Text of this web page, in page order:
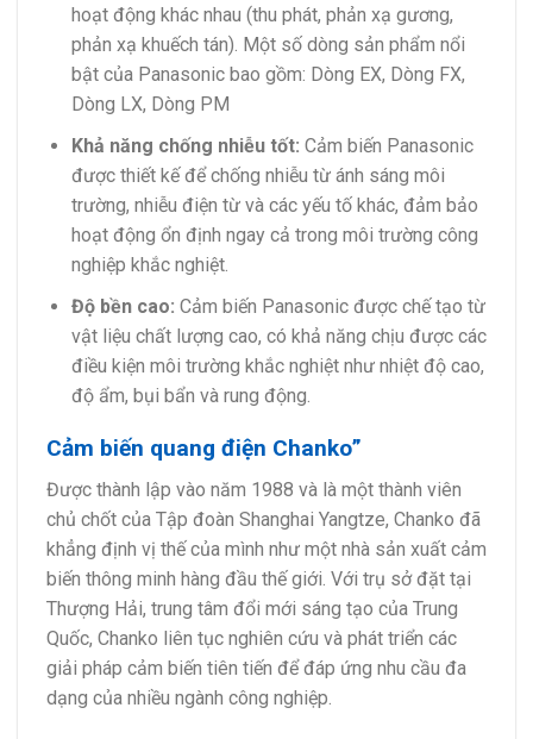
hoạt động khác nhau (thu phát, phản xạ gương,
phản xạ khuếch tán). Một số dòng sản phẩm nổi
bật của Panasonic bao gồm: Dòng EX, Dòng FX,
Dòng LX, Dòng PM
Khả năng chống nhiễu tốt: Cảm biến Panasonic
được thiết kế để chống nhiễu từ ánh sáng môi
trường, nhiễu điện từ và các yếu tố khác, đảm bảo
hoạt động ổn định ngay cả trong môi trường công
nghiệp khắc nghiệt.
Độ bền cao: Cảm biến Panasonic được chế tạo từ
vật liệu chất lượng cao, có khả năng chịu được các
điều kiện môi trường khắc nghiệt như nhiệt độ cao,
độ ẩm, bụi bẩn và rung động.
Cảm biến quang điện Chanko”
Được thành lập vào năm 1988 và là một thành viên
chủ chốt của Tập đoàn Shanghai Yangtze, Chanko đã
khẳng định vị thế của mình như một nhà sản xuất cảm
biến thông minh hàng đầu thế giới. Với trụ sở đặt tại
Thượng Hải, trung tâm đổi mới sáng tạo của Trung
Quốc, Chanko liên tục nghiên cứu và phát triển các
giải pháp cảm biến tiên tiến để đáp ứng nhu cầu đa
dạng của nhiều ngành công nghiệp.